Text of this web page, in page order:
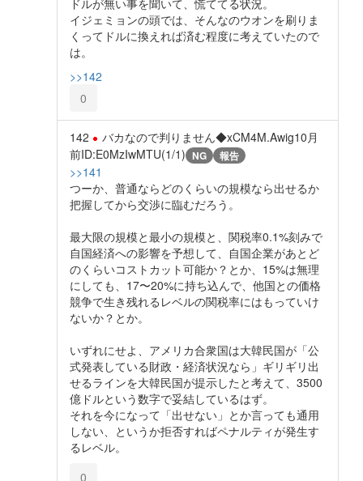
ドルが無い事を聞いて、慌ててる状況。
イジェミョンの頭では、そんなのウオンを刷りま
くってドルに換えれば済む程度に考えていたので
は。
>>142
0
142 バカなので判りません◆xCM4M.Awig10月
前ID:E0MzIwMTU(1/1) NG 報告
>>141
つーか、普通ならどのくらいの規模なら出せるか
把握してから交渉に臨むだろう。
最大限の規模と最小の規模と、関税率0.1%刻みで
自国経済への影響を予想して、自国企業があとど
のくらいコストカット可能か？とか、15%は無理
にしても、17〜20%に持ち込んで、他国との価格
競争で生き残れるレベルの関税率にはもっていけ
ないか？とか。
いずれにせよ、アメリカ合衆国は大韓民国が「公
式発表している財政・経済状況なら」ギリギリ出
せるラインを大韓民国が提示したと考えて、3500
億ドルという数字で妥結しているはず。
それを今になって「出せない」とか言っても通用
しない、というか拒否すればペナルティが発生す
るレベル。
0